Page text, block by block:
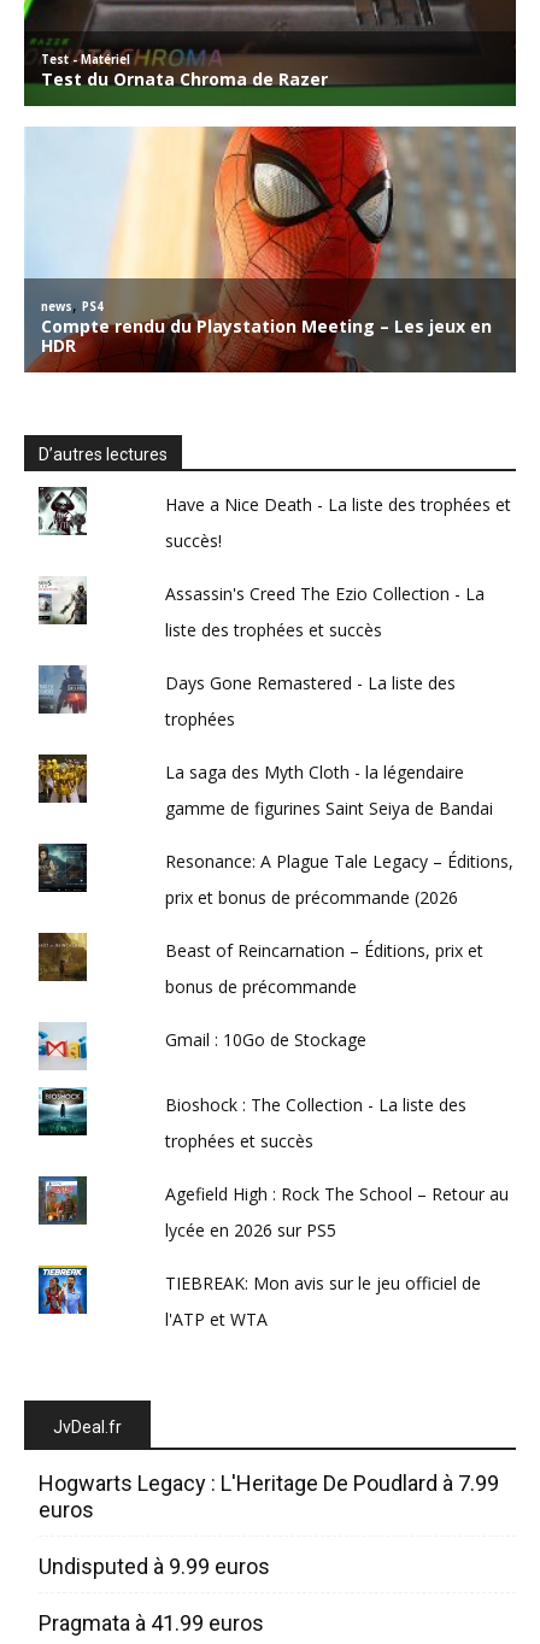
D’autres lectures
Have a Nice Death - La liste des trophées et
succès!
Assassin's Creed The Ezio Collection - La
liste des trophées et succès
Days Gone Remastered - La liste des
trophées
La saga des Myth Cloth - la légendaire
gamme de figurines Saint Seiya de Bandai
Resonance: A Plague Tale Legacy – Éditions,
prix et bonus de précommande (2026
Beast of Reincarnation – Éditions, prix et
bonus de précommande
Gmail : 10Go de Stockage
Bioshock : The Collection - La liste des
trophées et succès
Agefield High : Rock The School – Retour au
lycée en 2026 sur PS5
TIEBREAK: Mon avis sur le jeu officiel de
l'ATP et WTA
JvDeal.fr
Hogwarts Legacy : L'Heritage De Poudlard à 7.99
euros
Undisputed à 9.99 euros
Pragmata à 41.99 euros